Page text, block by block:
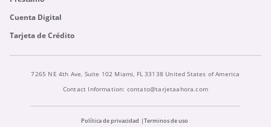
Cuenta Digital
Tarjeta de Crédito
7265 NE 4th Ave, Suite 102 Miami, FL 33138 United States of America
Contact Information: contato@tarjetaahora.com
Política de privacidad
Terminos de uso